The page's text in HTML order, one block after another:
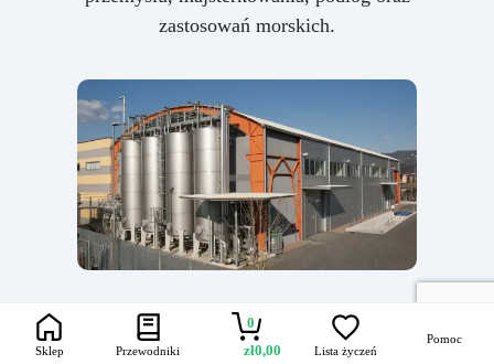
zastosowań morskich.
Sklep Przewodniki
0
zł0,00 Lista życzeń
Pomoc